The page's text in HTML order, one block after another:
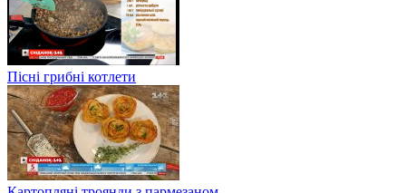
Пісні грибні котлети